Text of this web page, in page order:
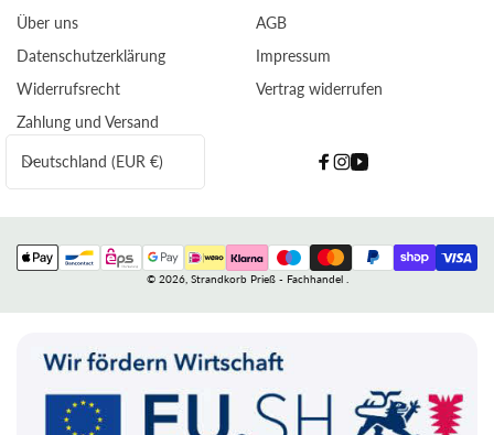
Über uns
AGB
Datenschutzerklärung
Impressum
Widerrufsrecht
Vertrag widerrufen
Zahlung und Versand
L
a
n
d
/
Deutschland (EUR €)
Facebook
Instagram
YouTube
Zahlungsmethoden
© 2026, Strandkorb Prieß - Fachhandel